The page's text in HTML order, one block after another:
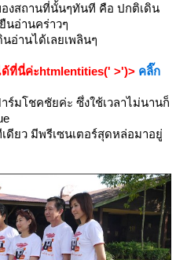
งสถานที่นั้นๆทันที คือ ปกติเดิน
นอ่านคร่าวๆ
อ่านได้เลยเพลินๆ
ด้ที่นี่ค่ะhtmlentities(' >')> คลิ๊ก
มโชคชัยค่ะ ซึ่งใช้เวลาไม่นานก็
ดียว มีพรีเซนเตอร์สุดหล่อมาอยู่